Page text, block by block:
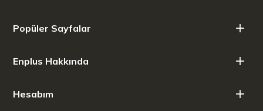
Popüler Sayfalar
Enplus Hakkında
Hesabım